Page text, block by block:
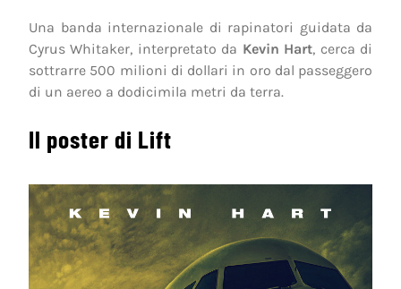
Una banda internazionale di rapinatori guidata da
Cyrus Whitaker, interpretato da Kevin Hart, cerca di
sottrarre 500 milioni di dollari in oro dal passeggero
di un aereo a dodicimila metri da terra.
Il poster di Lift